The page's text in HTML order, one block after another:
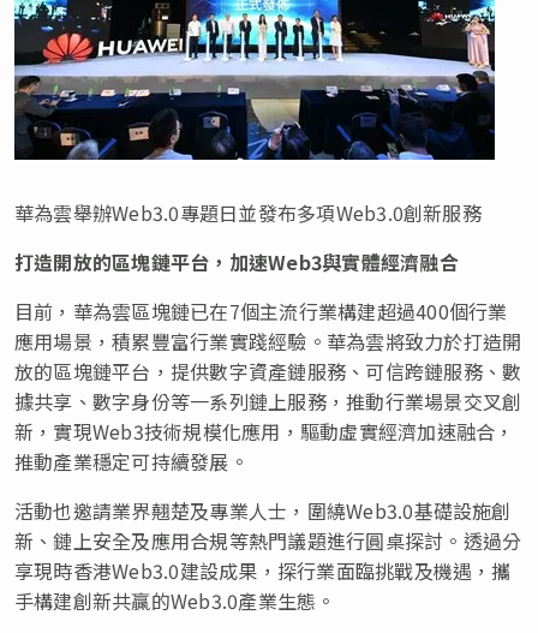
華為雲舉辦Web3.0專題日並發布多項Web3.0創新服務
打造開放的區塊鏈平台，加速Web3與實體經濟融合
目前，華為雲區塊鏈已在7個主流行業構建超過400個行業
應用場景，積累豐富行業實踐經驗。華為雲將致力於打造開
放的區塊鏈平台，提供數字資產鏈服務、可信跨鏈服務、數
據共享、數字身份等一系列鏈上服務，推動行業場景交叉創
新，實現Web3技術規模化應用，驅動虛實經濟加速融合，
推動產業穩定可持續發展。
活動也邀請業界翹楚及專業人士，圍繞Web3.0基礎設施創
新、鏈上安全及應用合規等熱門議題進行圓桌探討。透過分
享現時香港Web3.0建設成果，探行業面臨挑戰及機遇，攜
手構建創新共贏的Web3.0產業生態。